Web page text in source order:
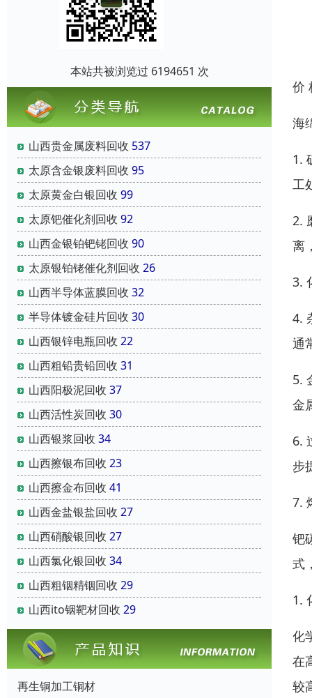
本站共被浏览过 6194651 次
山西贵金属废料回收 537
太原含金银废料回收 95
太原黄金白银回收 99
太原钯催化剂回收 92
山西金银铂钯铑回收 90
太原银铂铑催化剂回收 26
山西半导体蓝膜回收 32
半导体镀金硅片回收 30
山西银锌电瓶回收 22
山西粗铅贵铅回收 31
山西阳极泥回收 37
山西活性炭回收 30
山西银浆回收 34
山西擦银布回收 23
山西擦金布回收 41
山西金盐银盐回收 27
山西硝酸银回收 27
山西氯化银回收 34
山西粗铟精铟回收 29
山西ito铟靶材回收 29
再生铜加工铜材
价
海
1.
工
2.
离
3.
4.
通
5.
金
6.
步
7.
钯
式
1.
化
在
较